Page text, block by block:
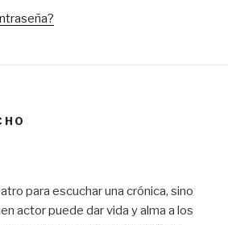
para escuchar una crónica, sino
actor puede dar vida y alma a los